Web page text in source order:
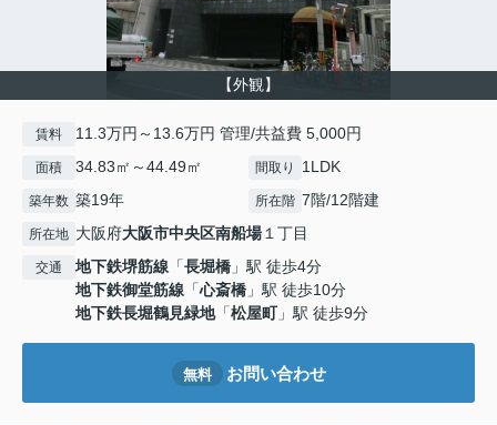
【外観】
賃料 11.3万円～13.6万円 管理/共益費 5,000円
面積 34.83㎡～44.49㎡ 間取り 1LDK
築年数 築19年 所在階 7階/12階建
所在地 大阪府大阪市中央区南船場１丁目
交通 地下鉄堺筋線 「長堀橋 」駅 徒歩4分
地下鉄御堂筋線 「心斎橋 」駅 徒歩10分
地下鉄長堀鶴見緑地「松屋町」駅 徒歩9分
無料 お問い合わせ